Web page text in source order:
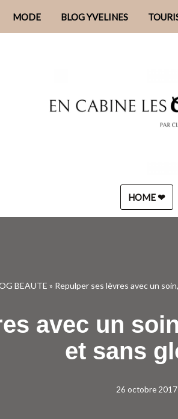
MODE BLOG YVELINES
HOME ❤︎
BEAUTE » Repulper ses lèvres avec un
avec un
et sans
26 octobre 2017